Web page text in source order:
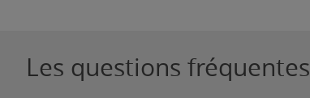
Les questions fréquentes